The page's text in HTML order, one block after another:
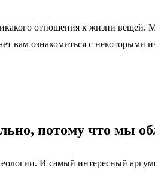
отношения к жизни вещей.
вам ознакомиться с некоторыми
потому что мы
И самый интересный